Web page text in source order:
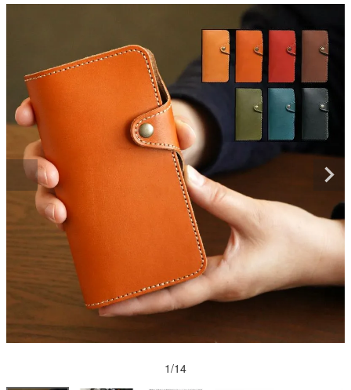
1/14